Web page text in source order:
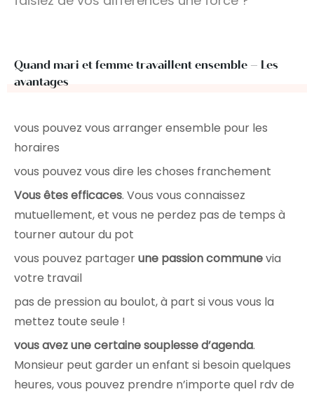
Quand mari et femme travaillent ensemble – Les
avantages
vous pouvez vous arranger ensemble pour les
horaires
vous pouvez vous dire les choses franchement
Vous êtes efficaces. Vous vous connaissez
mutuellement, et vous ne perdez pas de temps à
tourner autour du pot
vous pouvez partagerune passion communevia
votre travail
pas de pression au boulot, à part si vous vous la
mettez toute seule !
vous avez une certaine souplesse d’agenda.
Monsieur peut garder un enfant si besoin quelques
heures, vous pouvez prendre n’importe quel rdv de